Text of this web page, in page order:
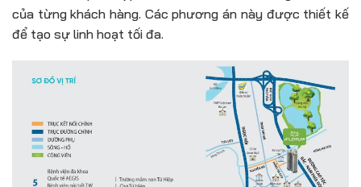
của từng khách hàng. Các phương án này được thiết kế
để tạo sự linh hoạt tối đa.